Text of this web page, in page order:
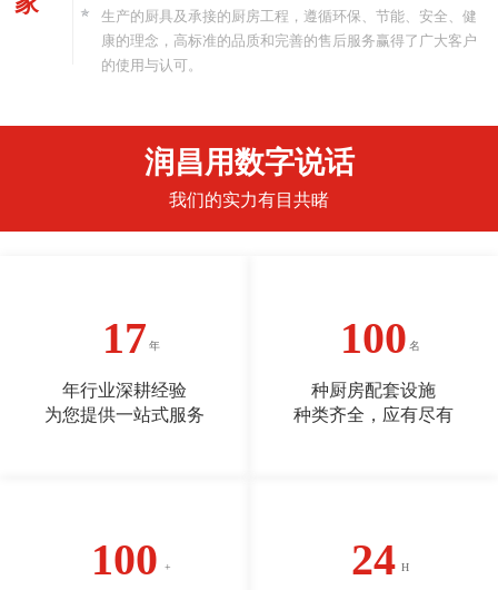
生产的厨具及承接的厨房工程，遵循环保、节能、安全、健
康的理念，高标准的品质和完善的售后服务赢得了广大客户
的使用与认可。
润昌用数字说话
我们的实力有目共睹
17
年行业深耕经验
为您提供一站式服务
100
种厨房配套设施
种类齐全，应有尽有
100 24